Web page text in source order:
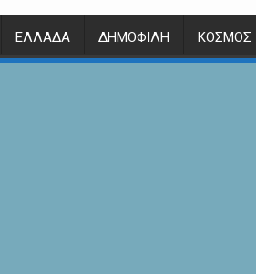
ΕΛΛΆΔΑ ΔΗΜΟΦΙΛΉ ΚΌΣΜΟΣ